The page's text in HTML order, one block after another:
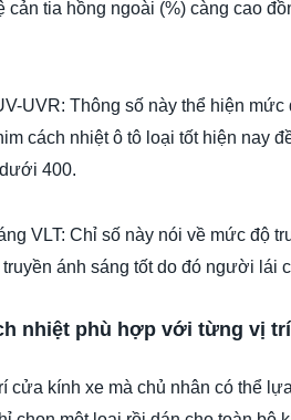
cản tia hồng ngoài (%) càng cao
UVR: Thông số này thể hiện
cách nhiệt ô tô loại tốt hiện nay
400.
VLT: Chỉ số này nói về mức độ
ánh sáng tốt do đó người lái
nhiệt phù hợp với từng vị
cửa kính xe mà chủ nhân có thể